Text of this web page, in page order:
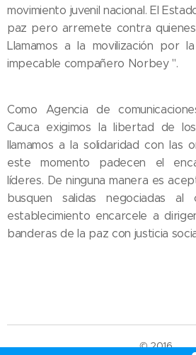
movimiento juvenil nacional. El
paz pero arremete contra
Llamamos a la movilización por
impecable compañero Norbey ".
Como Agencia de
Cauca exigimos la libertad de
llamamos a la solidaridad con las
este momento padecen el
líderes. De ninguna manera es
busquen salidas negociadas al
establecimiento encarcele a
banderas de la paz con justicia
© 2016